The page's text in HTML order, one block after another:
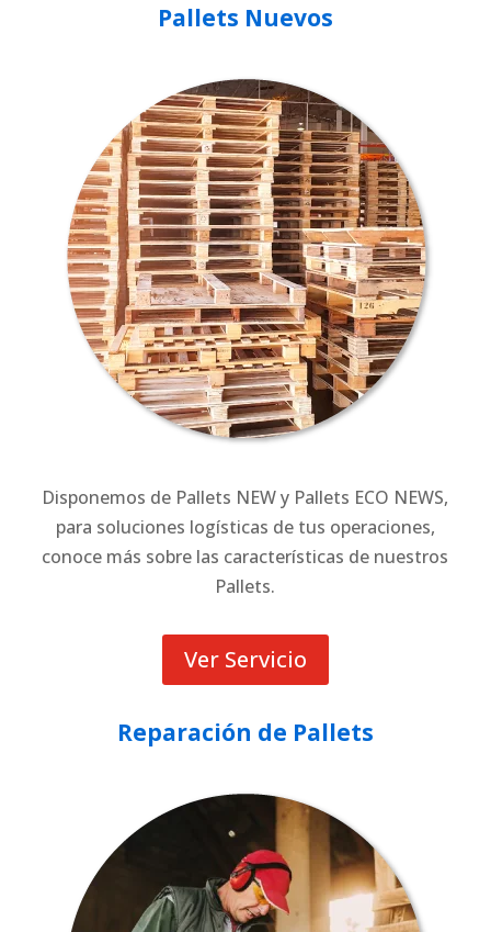
Pallets Nuevos
Disponemos de Pallets NEW y Pallets ECO NEWS,
para soluciones logísticas de tus operaciones,
conoce más sobre las características de nuestros
Pallets.
Ver Servicio
Reparación de Pallets